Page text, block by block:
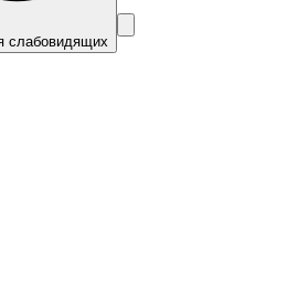
слабовидящих